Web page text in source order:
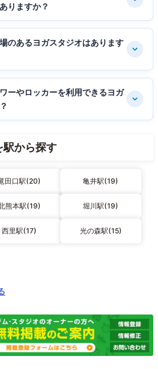
りますか？
のあるヨガスタジオはあります
ーやロッカーを利用できるヨガ
駅から探す
田口駅(20) 亀井駅(19)
熊本駅(19) 堀川駅(19)
西里駅(17) 光の森駅(15)